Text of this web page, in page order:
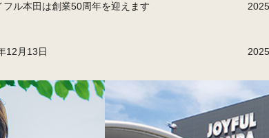
12月13日
フル本田は創業50周年を迎えます